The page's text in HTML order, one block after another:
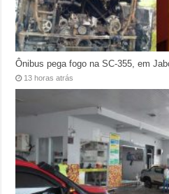
Ônibus pega fogo na SC-355, em
13 horas atrás